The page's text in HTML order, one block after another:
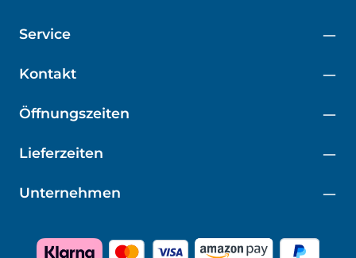
Kontakt
Öffnungszeiten
Service
Unternehmen
Lieferzeiten